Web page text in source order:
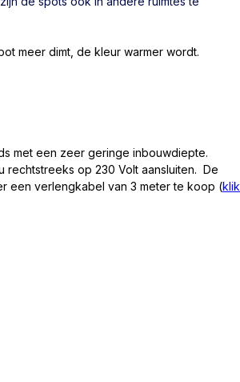
meer dimt, de kleur warmer wordt.
met een zeer geringe inbouwdiepte.
op 230 Volt aansluiten. De
een verlengkabel van 3 meter te koop (klik